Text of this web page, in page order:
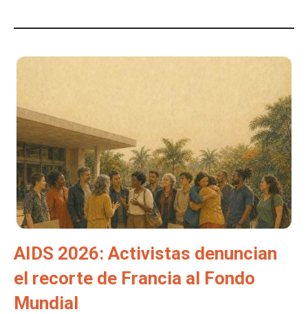
AIDS 2026: Activistas denuncian
el recorte de Francia al Fondo
Mundial